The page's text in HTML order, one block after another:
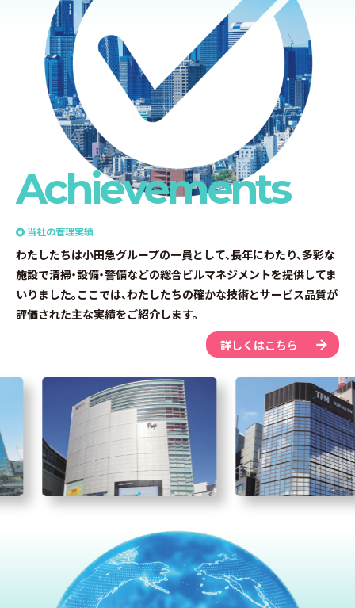
Achievements
当社の管理実績
わたしたちは小田急グループの一員として、長年にわたり、多彩な
施設で清掃・設備・警備などの総合ビルマネジメントを提供してま
いりました。ここでは、わたしたちの確かな技術とサービス品質が
評価された主な実績をご紹介します。
詳しくはこちら